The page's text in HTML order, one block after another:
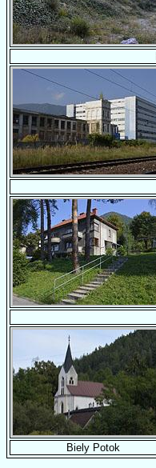
Biely Potok